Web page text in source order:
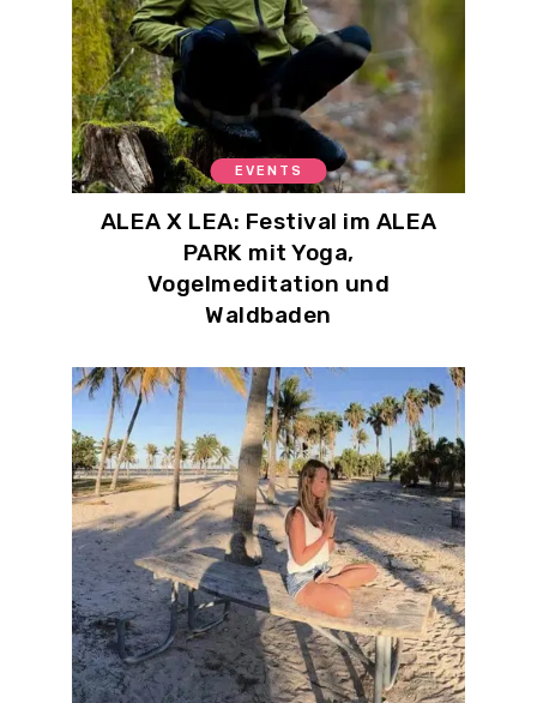
EVENTS
ALEA X LEA: Festival im ALEA
PARK mit Yoga,
Vogelmeditation und
Waldbaden